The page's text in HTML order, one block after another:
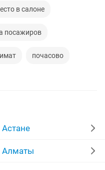
в салоне
посажиров
почасово
озера
Алматы